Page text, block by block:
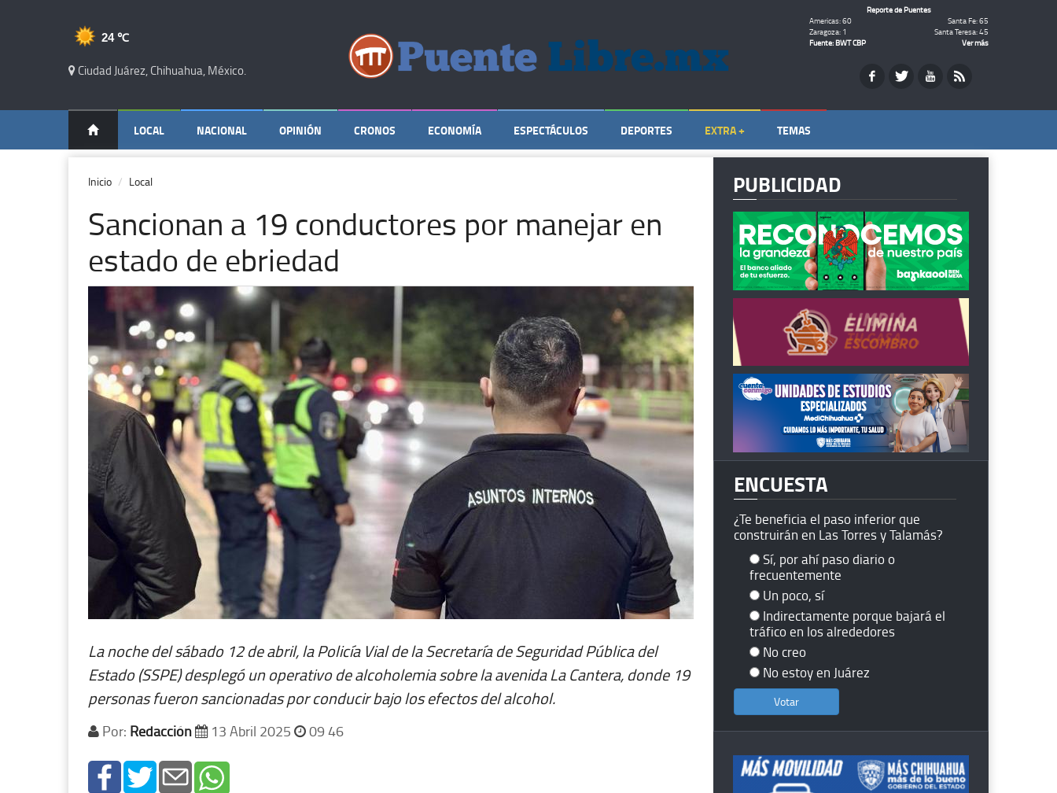
24 ℃
Ciudad Juárez, Chihuahua, México.
Reporte de Puentes
Americas: 60
Santa Fe: 65
Zaragoza: 1
Santa Teresa: 45
Fuente: BWT CBP
Ver más
LOCAL NACIONAL OPINIÓN CRONOS ECONOMÍA ESPECTÁCULOS DEPORTES EXTRA + TEMAS
Inicio Local
Sancionan a 19 conductores por manejar en
estado de ebriedad
La noche del sábado 12 de abril, la Policía Vial de la Secretaría de Seguridad Pública del
Estado (SSPE) desplegó un operativo de alcoholemia sobre la avenida La Cantera, donde 19
personas fueron sancionadas por conducir bajo los efectos del alcohol.
Por: Redacción 13 Abril 2025 09 46
PUBLICIDAD
ENCUESTA
¿Te beneficia el paso inferior que
construirán en Las Torres y Talamás?
Sí, por ahí paso diario o
frecuentemente
Un poco, sí
Indirectamente porque bajará el
tráfico en los alrededores
No creo
No estoy en Juárez